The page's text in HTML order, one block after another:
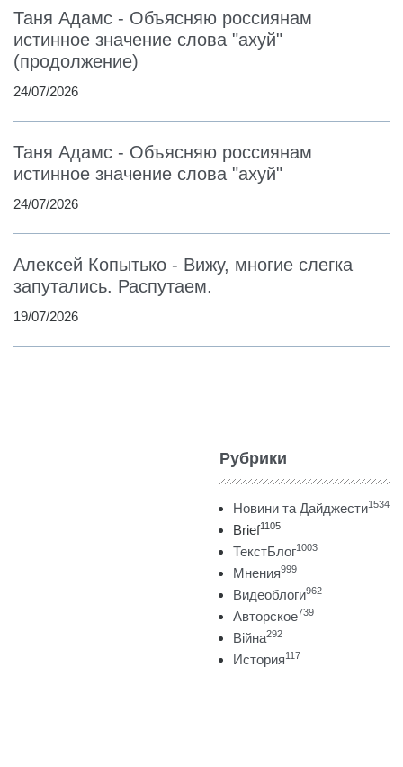
Таня Адамс - Объясняю россиянам
истинное значение слова "ахуй"
(продолжение)
24/07/2026
Таня Адамс - Объясняю россиянам
истинное значение слова "ахуй"
24/07/2026
Алексей Копытько - Вижу, многие слегка
запутались. Распутаем.
19/07/2026
Рубрики
Новини та Дайджести1534
Brief1105
ТекстБлог1003
Мнения999
Видеоблоги962
Авторское739
Війна292
История117